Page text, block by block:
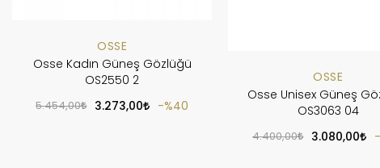
OSSE
Osse Kadın Güneş Gözlüğü
OS2550 2
5.454,00 3.273,00 %40
OSSE
Osse Unisex Güneş
OS3063 04
4.400,00 3.080,00